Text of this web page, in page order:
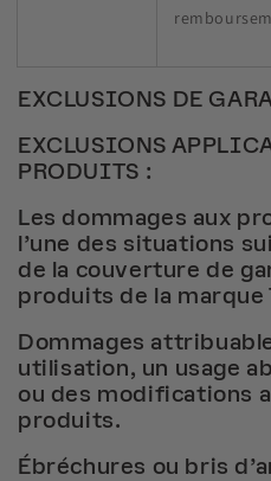
EXCLUSIONS DE
EXCLUSIONS
PRODUITS :
Les dommages aux
l’une des situations
de la couverture de
produits de la
Dommages
utilisation, un usage
ou des modifications
produits.
Ébréchures ou bris